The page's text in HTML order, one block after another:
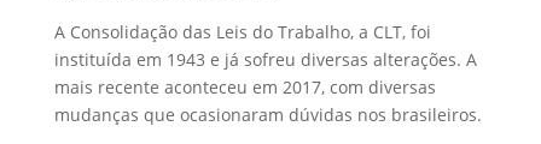
A Consolidação das Leis do Trabalho, a CLT, foi
instituída em 1943 e já sofreu diversas alterações. A
mais recente aconteceu em 2017, com diversas
mudanças que ocasionaram dúvidas nos brasileiros.